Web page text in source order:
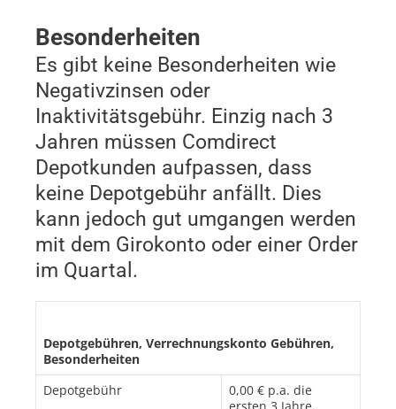
Besonderheiten
Es gibt keine Besonderheiten wie
Negativzinsen oder
Inaktivitätsgebühr. Einzig nach 3
Jahren müssen Comdirect
Depotkunden aufpassen, dass
keine Depotgebühr anfällt. Dies
kann jedoch gut umgangen werden
mit dem Girokonto oder einer Order
im Quartal.
Depotgebühren, Verrechnungskonto Gebühren,
Besonderheiten
Depotgebühr
0,00 € p.a. die
ersten 3 Jahre,